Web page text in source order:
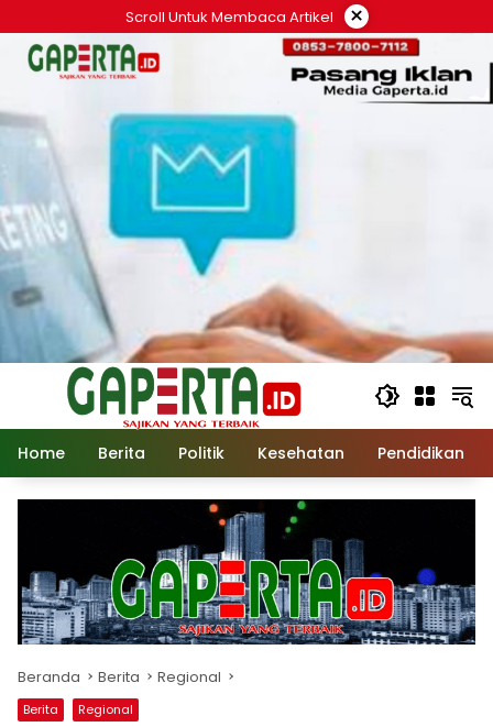
ke
konten
Scroll Untuk Membaca Artikel ×
Home Berita Politik Kesehatan Pendidikan
Beranda Berita Regional
Berita Regional